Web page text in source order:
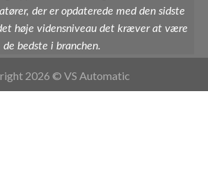
der er opdaterede med den sidste
høje vidensniveau det kræver at være
de bedste i branchen.
2026 © VS Automatic